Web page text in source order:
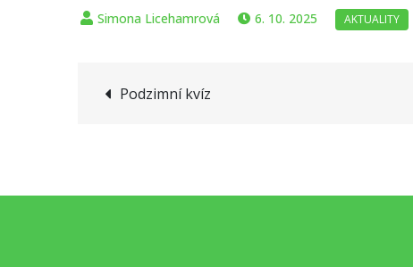
6. 10. 2025
Navigace
příspěvek
Podzimní kvíz